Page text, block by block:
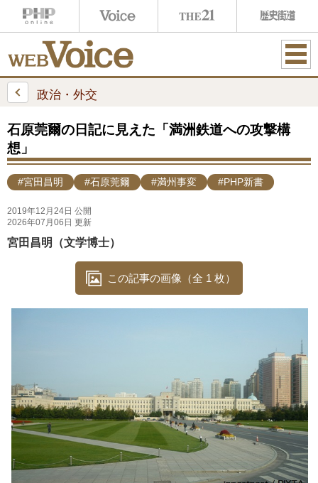
ME
政治・外交
石原莞爾の日記に見えた「満洲鉄道への攻撃構
想」
#宮田昌明 #石原莞爾 #満州事変 #PHP新書
2019年12月24日 公開
2026年07月06日 更新
宮田昌明（文学博士）
この記事の画像（全 1 枚）